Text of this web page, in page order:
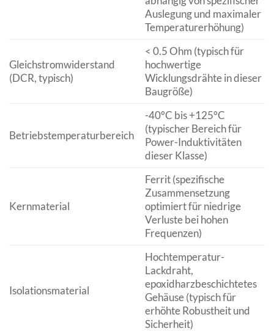
Auslegung und maximaler
Temperaturerhöhung)
Gleichstromwiderstand
(DCR, typisch)
< 0.5 Ohm (typisch für
hochwertige
Wicklungsdrähte in dieser
Baugröße)
Betriebstemperaturbereich
-40°C bis +125°C
(typischer Bereich für
Power-Induktivitäten
dieser Klasse)
Kernmaterial
Ferrit (spezifische
Zusammensetzung
optimiert für niedrige
Verluste bei hohen
Frequenzen)
Isolationsmaterial
Hochtemperatur-
Lackdraht,
epoxidharzbeschichtetes
Gehäuse (typisch für
erhöhte Robustheit und
Sicherheit)